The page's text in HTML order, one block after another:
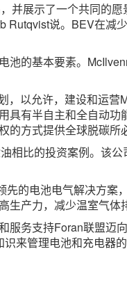
并展示了一个共同的
Rutqvist说。BEV在减少
的基本要素。
以允许，建设和运营
有半自主和全自动
方式提供全球脱碳所
比的投资案例。该
的电池电气解决方案
生产力，减少温室气体
服务支持Foran联盟迈
来管理电池和充电器